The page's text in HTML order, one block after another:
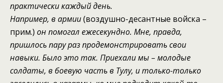
практическикаждый день.
Например, в армии(воздушно-десантные войска –
прим.) он помогал ежесекундно. Мне, правда,
пришлось пару разпродемонстрироватьсвои
навыки. Было это так. Приехалимы – молодые
солдаты, в боевую часть в Тулу, и только-только